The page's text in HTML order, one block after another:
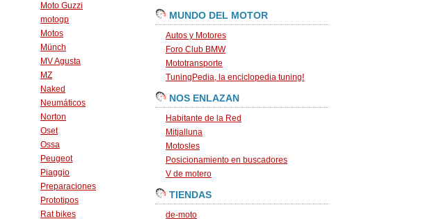
Moto Guzzi
motogp
Motos
Münch
MV Agusta
MZ
Naked
Neumáticos
Norton
Oset
Ossa
Peugeot
Piaggio
Preparaciones
Prototipos
Rat bikes
MUNDO DEL MOTOR
Autos y Motores
Foro Club BMW
Mototransporte
TuningPedia, la enciclopedia tuning!
NOS ENLAZAN
Habitante de la Red
Mitjalluna
Motosles
Posicionamiento en buscadores
V de motero
TIENDAS
de-moto